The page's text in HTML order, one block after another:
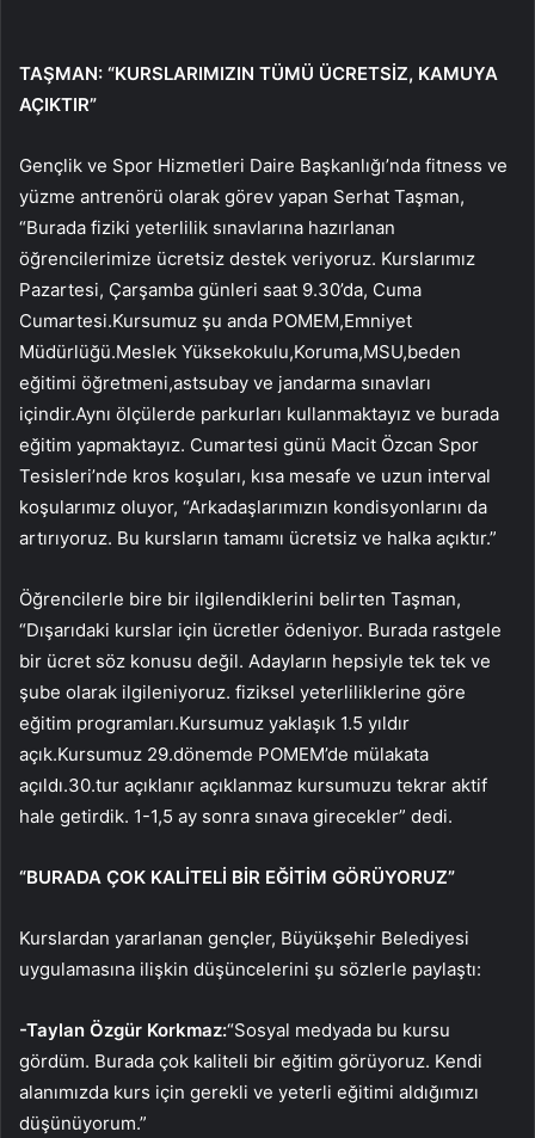
TAŞMAN: “KURSLARIMIZIN TÜMÜ ÜCRETSİZ, KAMUYA
AÇIKTIR”
Gençlik ve Spor Hizmetleri Daire Başkanlığı’nda fitness ve
yüzme antrenörü olarak görev yapan Serhat Taşman,
“Burada fiziki yeterlilik sınavlarına hazırlanan
öğrencilerimize ücretsiz destek veriyoruz. Kurslarımız
Pazartesi, Çarşamba günleri saat 9.30’da, Cuma
Cumartesi.Kursumuz şu anda POMEM,Emniyet
Müdürlüğü.Meslek Yüksekokulu,Koruma,MSU,beden
eğitimi öğretmeni,astsubay ve jandarma sınavları
içindir.Aynı ölçülerde parkurları kullanmaktayız ve burada
eğitim yapmaktayız. Cumartesi günü Macit Özcan Spor
Tesisleri’nde kros koşuları, kısa mesafe ve uzun interval
koşularımız oluyor, “Arkadaşlarımızın kondisyonlarını da
artırıyoruz. Bu kursların tamamı ücretsiz ve halka açıktır.”
Öğrencilerle bire bir ilgilendiklerini belirten Taşman,
“Dışarıdaki kurslar için ücretler ödeniyor. Burada rastgele
bir ücret söz konusu değil. Adayların hepsiyle tek tek ve
şube olarak ilgileniyoruz. fiziksel yeterliliklerine göre
eğitim programları.Kursumuz yaklaşık 1.5 yıldır
açık.Kursumuz 29.dönemde POMEM’de mülakata
açıldı.30.tur açıklanır açıklanmaz kursumuzu tekrar aktif
hale getirdik. 1-1,5 ay sonra sınava girecekler” dedi.
“BURADA ÇOK KALİTELİ BİR EĞİTİM GÖRÜYORUZ”
Kurslardan yararlanan gençler, Büyükşehir Belediyesi
uygulamasına ilişkin düşüncelerini şu sözlerle paylaştı:
-Taylan Özgür Korkmaz:“Sosyal medyada bu kursu
gördüm. Burada çok kaliteli bir eğitim görüyoruz. Kendi
alanımızda kurs için gerekli ve yeterli eğitimi aldığımızı
düşünüyorum.”